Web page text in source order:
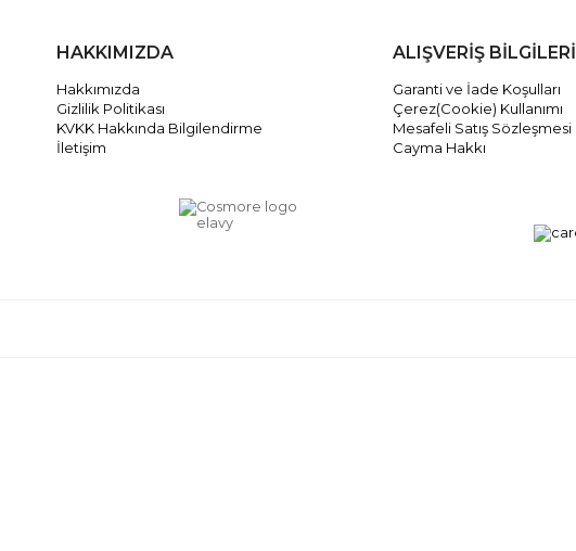
HAKKIMIZDA
Hakkımızda
Gizlilik Politikası
KVKK Hakkında Bilgilendirme
İletişim
ALIŞVERİŞ BİLGİLERİ
Garanti ve İade Koşulları
Çerez(Cookie) Kullanımı
Mesafeli Satış Sözleşmesi
Cayma Hakkı